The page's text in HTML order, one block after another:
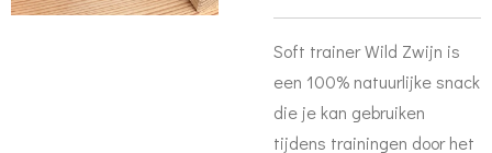
Soft trainer Wild Zwijn is
een 100% natuurlijke snack
die je kan gebruiken
tijdens trainingen door het